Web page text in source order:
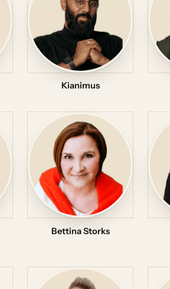
Kianimus
Bettina Storks